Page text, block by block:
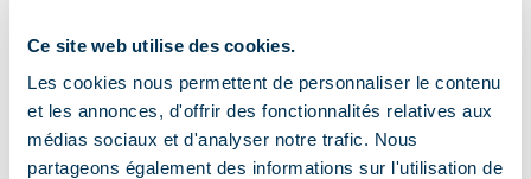
Ce site web utilise des cookies.
Les cookies nous permettent de personnaliser le contenu
et les annonces, d'offrir des fonctionnalités relatives aux
médias sociaux et d'analyser notre trafic. Nous
partageons également des informations sur l'utilisation de